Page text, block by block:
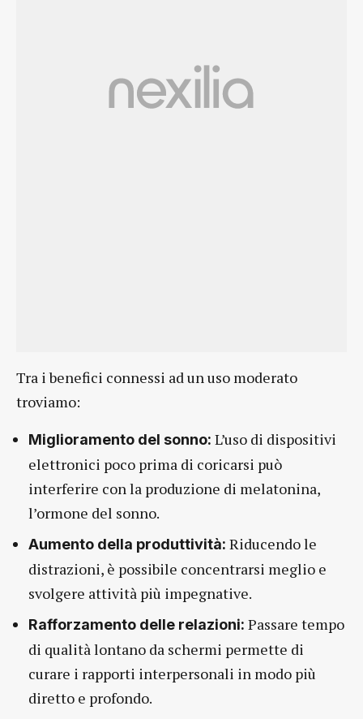
Tra i benefici connessi ad un uso moderato
troviamo:
Miglioramento del sonno: L’uso di dispositivi
elettronici poco prima di coricarsi può
interferire con la produzione di melatonina,
l’ormone del sonno.
Aumento della produttività: Riducendo le
distrazioni, è possibile concentrarsi meglio e
svolgere attività più impegnative.
Rafforzamento delle relazioni: Passare tempo
di qualità lontano da schermi permette di
curare i rapporti interpersonali in modo più
diretto e profondo.